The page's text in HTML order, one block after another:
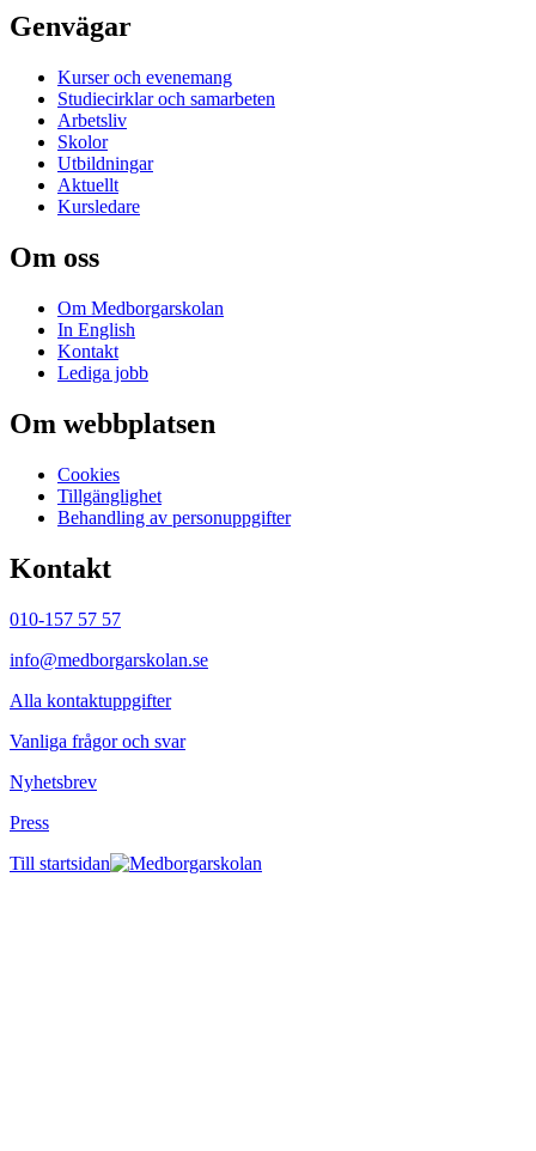
Genvägar
Kurser och evenemang
Studiecirklar och samarbeten
Arbetsliv
Skolor
Utbildningar
Aktuellt
Kursledare
Om oss
Om Medborgarskolan
In English
Kontakt
Lediga jobb
Om webbplatsen
Cookies
Tillgänglighet
Behandling av personuppgifter
Kontakt
010-157 57 57
info@medborgarskolan.se
Alla kontaktuppgifter
Vanliga frågor och svar
Nyhetsbrev
Press
Till startsidan